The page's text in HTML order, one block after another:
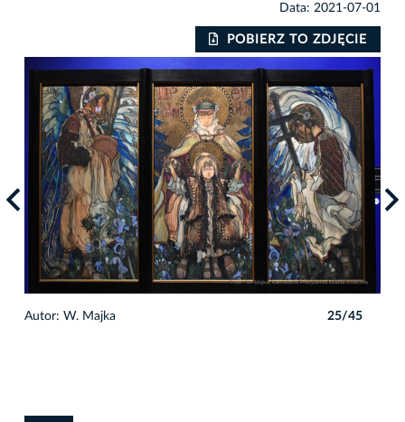
Data: 2021-07-01
POBIERZ TO ZDJĘCIE
Autor: W. Majka 25/45